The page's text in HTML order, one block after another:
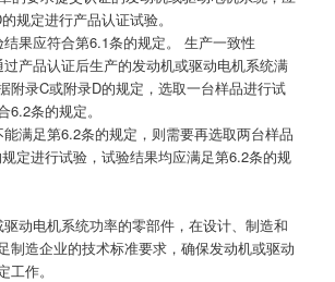
规定进行产品认证试验。
果应符合第6.1条的规定。 生产一致性
产品认证后生产的发动机或驱动电机系统满
附录C或附录D的规定，选取一台样品进行试
条的规定。
满足第6.2条的规定，则需要再选取两台样品
定进行试验，试验结果均应满足第6.2条的规
动电机系统功率的零部件，在设计、制造和
制造企业的技术标准要求，确保发动机或驱动
作。